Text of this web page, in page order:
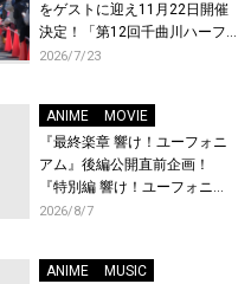
をゲストに迎え11月22日開催
決定！「第12回千曲川ハーフ
マラソン」エントリー受付開
2026/7/23
ANIME
MOVIE
『最終楽章 響け！ユーフォニ
アム』後編公開直前企画！
『特別編 響け！ユーフォニア
ム〜アンサンブルコンテス
映が決定！
2026/8/7
ANIME
MUSIC